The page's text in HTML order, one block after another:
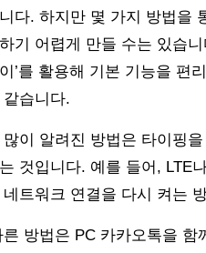
다. 하지만 몇 가지 방법을
기 어렵게 만들 수는 있습
’를 활용해 기본 기능을 편
같습니다.
많이 알려진 방법은 타이핑
것입니다. 예를 들어, LTE
네트워크 연결을 다시 켜는
른 방법은 PC 카카오톡을 함